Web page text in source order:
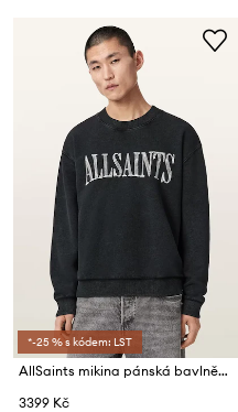
*-25 % s kódem: LST
AllSaints mikina pánská bavlněná DASH
3399 Kč